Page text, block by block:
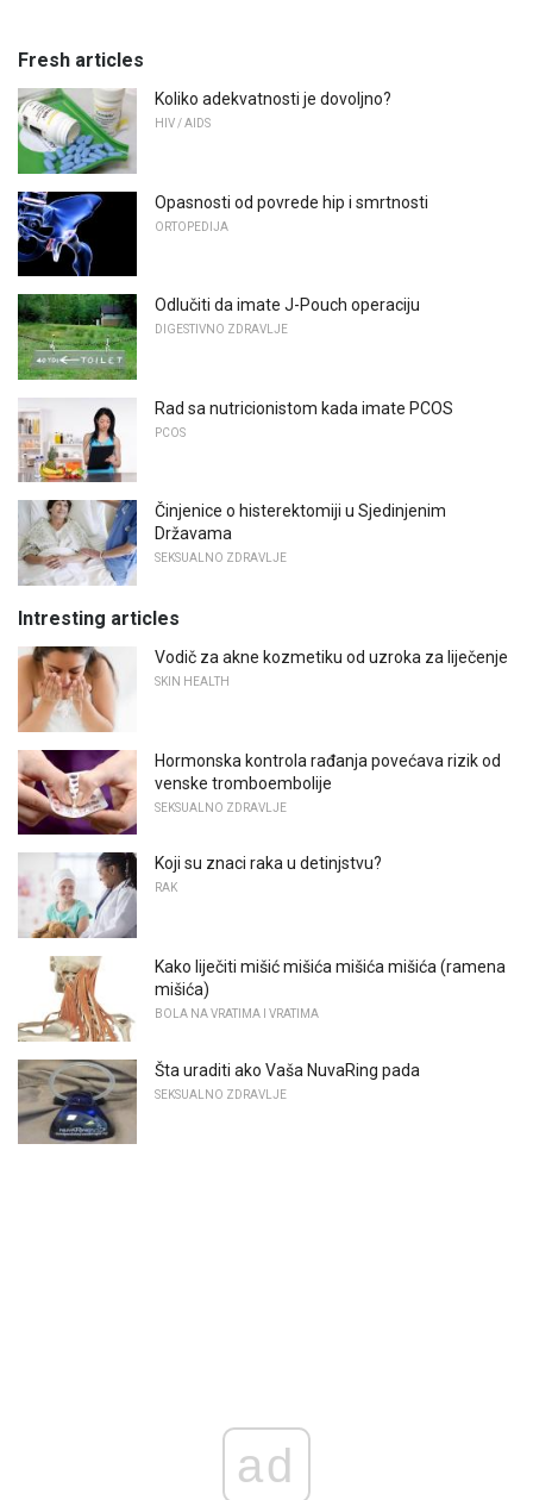
Fresh articles
Koliko adekvatnosti je dovoljno?
HIV / AIDS
Opasnosti od povrede hip i smrtnosti
ORTOPEDIJA
Odlučiti da imate J-Pouch operaciju
DIGESTIVNO ZDRAVLJE
Rad sa nutricionistom kada imate PCOS
PCOS
Činjenice o histerektomiji u Sjedinjenim
Državama
SEKSUALNO ZDRAVLJE
Intresting articles
Vodič za akne kozmetiku od uzroka za liječenje
SKIN HEALTH
Hormonska kontrola rađanja povećava rizik od
venske tromboembolije
SEKSUALNO ZDRAVLJE
Koji su znaci raka u detinjstvu?
RAK
Kako liječiti mišić mišića mišića mišića (ramena
mišića)
BOLA NA VRATIMA I VRATIMA
Šta uraditi ako Vaša NuvaRing pada
SEKSUALNO ZDRAVLJE
ad